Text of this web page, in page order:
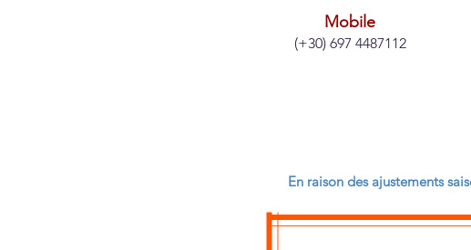
Mobile
(+30) 697 4487112
En raison des ajustements